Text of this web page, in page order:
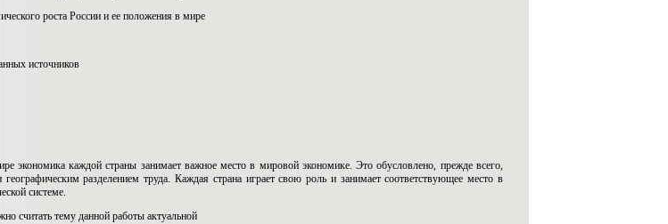
роста России и ее положения в мире
источников
экономика каждой страны занимает важное место в мировой экономике. Это обусловлено, прежде всего,
разделением труда. Каждая страна играет свою роль и занимает соответствующее место в
системе.
считать тему данной работы актуальной